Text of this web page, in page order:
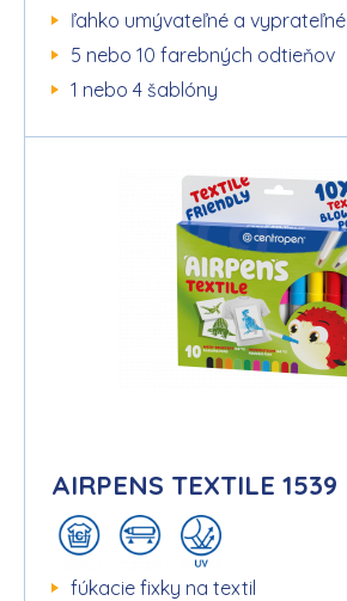
ľahko umývateľné a vyprateľné
5 nebo 10 farebných odtieňov
1 nebo 4 šablóny
AIRPENS TEXTILE 1539
fúkacie fixky na textil